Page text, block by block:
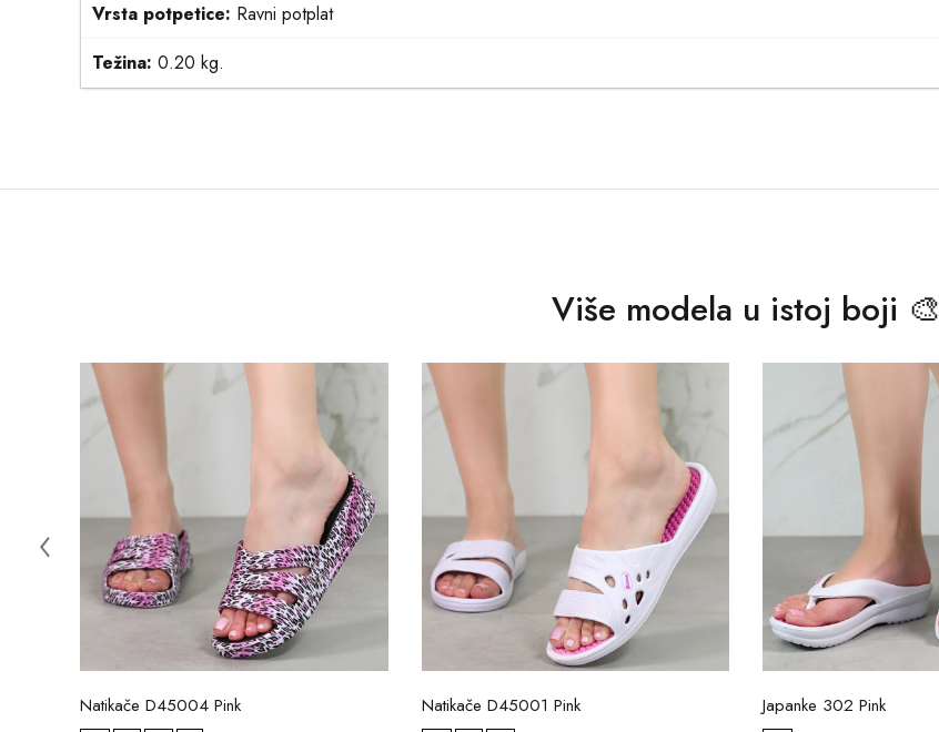
Vrsta potpetice: Ravni potplat
Težina: 0.20 kg.
Više modela u istoj boji 🎨
Natikače D45004 Pink Natikače D45001 Pink Japanke 302 Pink